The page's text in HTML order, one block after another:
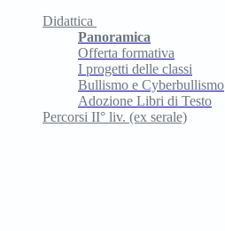
Didattica
Panoramica
Offerta formativa
I progetti delle classi
Bullismo e Cyberbullismo
Adozione Libri di Testo
Percorsi II° liv. (ex serale)